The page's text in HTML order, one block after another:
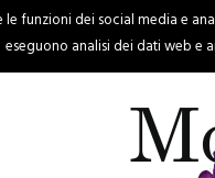
PALERMO
funzioni dei social media e
eseguono analisi dei dati web e